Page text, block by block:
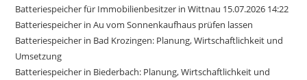
Batteriespeicher für Immobilienbesitzer in Wittnau 15.07.2026 14:22
Batteriespeicher in Au vom Sonnenkaufhaus prüfen lassen
Batteriespeicher in Bad Krozingen: Planung, Wirtschaftlichkeit und
Umsetzung
Batteriespeicher in Biederbach: Planung, Wirtschaftlichkeit und